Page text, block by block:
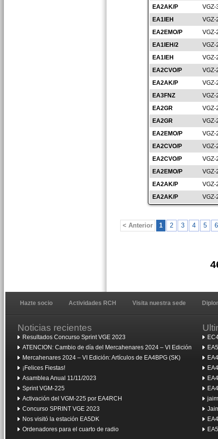
EA2AK/P
VGZ-
EA1IEH
VGZ-
EA2EMO/P
VGZ-
EA1IEH/2
VGZ-
EA1IEH
VGZ-
EA2CVO/P
VGZ-
EA2AK/P
VGZ-
EA3FNZ
VGZ-
EA2GR
VGZ-
EA2GR
VGZ-
EA2EMO/P
VGZ-
EA2CVO/P
VGZ-
EA2CVO/P
VGZ-
EA2EMO/P
VGZ-
EA2AK/P
VGZ-
EA2AK/P
VGZ-
< Anterior 1 2 3 4 5 6
Hazte socio Actividades RCH Visita nuestra sede
Noticias recientes
Resultados Concurso Sprint VGE 2023
ATENCION: Cambio de día del Mercahenares 2024 – VI Edición
Mercahenares 2024 – VI Edición: Artículos de EA4BPG (SK)
¡Felices Fiestas!
Asamblea Anual 11/11/2023
Sprint VGM-225
Activación del VGM-225 por EA4RCH
Concurso SPRINT VGE 2023
Nos visitó la estación EA5DK
Ordenadores para el cuarto de radio